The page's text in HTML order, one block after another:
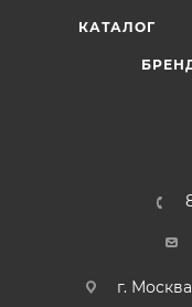
КАТАЛОГ
г.